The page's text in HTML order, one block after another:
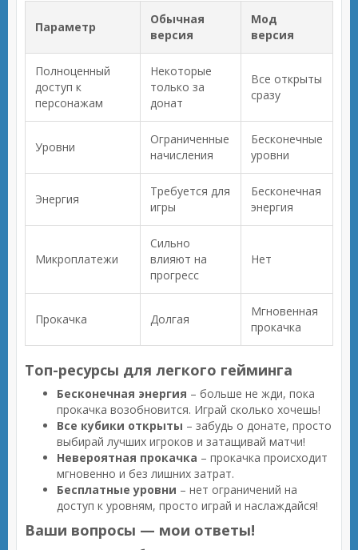
Параметр
Обычная
версия
Мод
версия
Полноценный
доступ к
персонажам
Некоторые
только за
донат
Все открыты
сразу
Уровни
Ограниченные
начисления
Бесконечные
уровни
Энергия
Требуется для
игры
Бесконечная
энергия
Микроплатежи
Сильно
влияют на
прогресс
Нет
Прокачка Долгая
Мгновенная
прокачка
Топ-ресурсы для легкого гейминга
Бесконечная энергия – больше не жди, пока
прокачка возобновится. Играй сколько хочешь!
Все кубики открыты – забудь о донате, просто
выбирай лучших игроков и затащивай матчи!
Невероятная прокачка – прокачка происходит
мгновенно и без лишних затрат.
Бесплатные уровни – нет ограничений на
доступ к уровням, просто играй и наслаждайся!
Ваши вопросы — мои ответы!